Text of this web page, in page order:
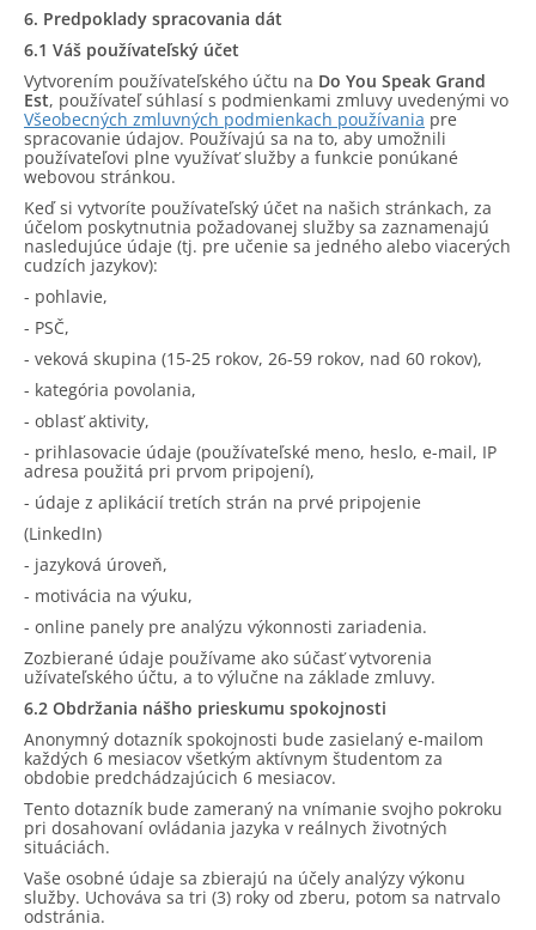
6. Predpoklady spracovania dát
6.1 Váš používateľský účet
Vytvorením používateľského účtu na Do You Speak Grand
Est, používateľ súhlasí s podmienkami zmluvy uvedenými vo
Všeobecných zmluvných podmienkach používania pre
spracovanie údajov. Používajú sa na to, aby umožnili
používateľovi plne využívať služby a funkcie ponúkané
webovou stránkou.
Keď si vytvoríte používateľský účet na našich stránkach, za
účelom poskytnutnia požadovanej služby sa zaznamenajú
nasledujúce údaje (tj. pre učenie sa jedného alebo viacerých
cudzích jazykov):
- pohlavie,
- PSČ,
- veková skupina (15-25 rokov, 26-59 rokov, nad 60 rokov),
- kategória povolania,
- oblasť aktivity,
- prihlasovacie údaje (používateľské meno, heslo, e-mail, IP
adresa použitá pri prvom pripojení),
- údaje z aplikácií tretích strán na prvé pripojenie
(LinkedIn)
- jazyková úroveň,
- motivácia na výuku,
- online panely pre analýzu výkonnosti zariadenia.
Zozbierané údaje používame ako súčasť vytvorenia
užívateľského účtu, a to výlučne na základe zmluvy.
6.2 Obdržania nášho prieskumu spokojnosti
Anonymný dotazník spokojnosti bude zasielaný e-mailom
každých 6 mesiacov všetkým aktívnym študentom za
obdobie predchádzajúcich 6 mesiacov.
Tento dotazník bude zameraný na vnímanie svojho pokroku
pri dosahovaní ovládania jazyka v reálnych životných
situáciách.
Vaše osobné údaje sa zbierajú na účely analýzy výkonu
služby. Uchováva sa tri (3) roky od zberu, potom sa natrvalo
odstránia.